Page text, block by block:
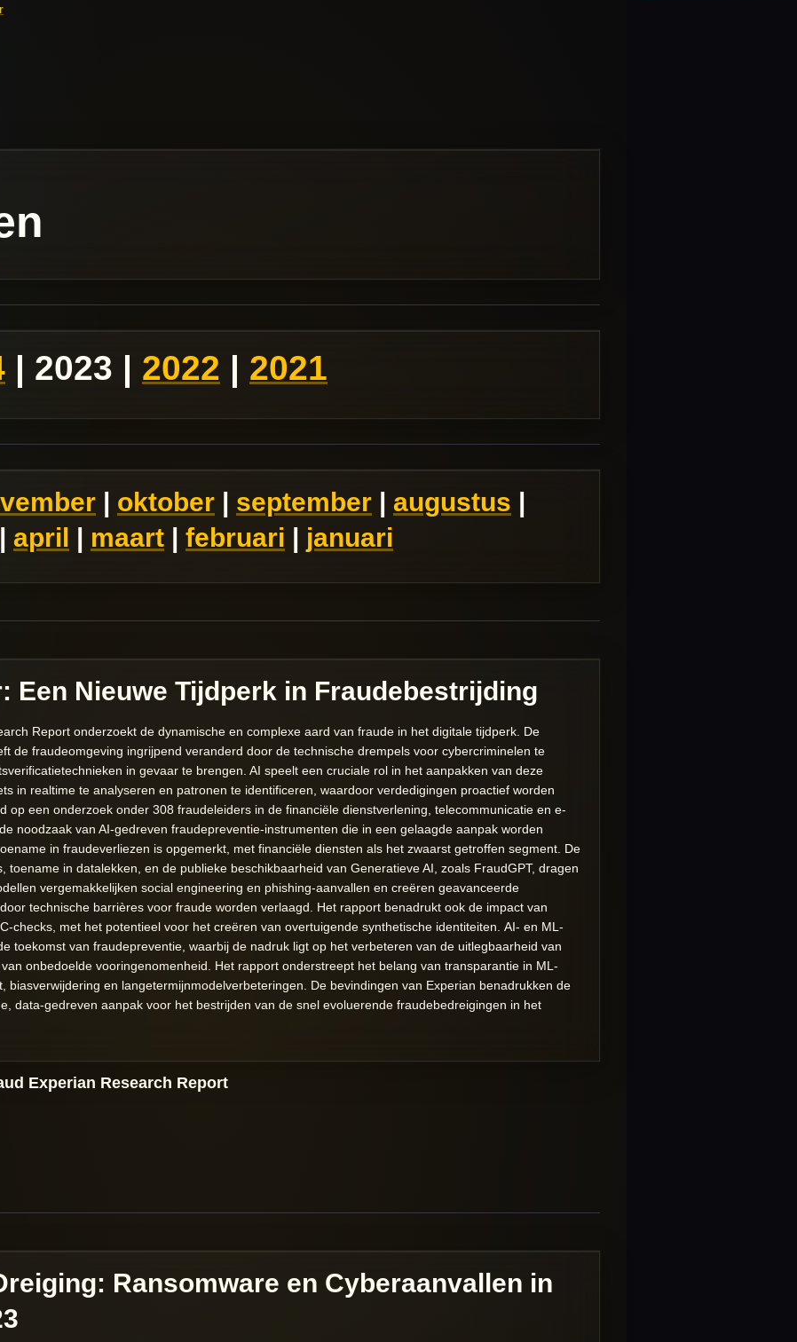
| 2023 | 2022 | 2021
| oktober | september | augustus |
| april | maart | februari | januari
Een Nieuwe Tijdperk in Fraudebestrijding
Report onderzoekt de dynamische en complexe aard van fraude in het digitale tijdperk. De
de fraudeomgeving ingrijpend veranderd door de technische drempels voor cybercriminelen te
in gevaar te brengen. AI speelt een cruciale rol in het aanpakken van deze
in realtime te analyseren en patronen te identificeren, waardoor verdedigingen proactief worden
op een onderzoek onder 308 fraudeleiders in de financiële dienstverlening, telecommunicatie en e-
noodzaak van AI-gedreven fraudepreventie-instrumenten die in een gelaagde aanpak worden
in fraudeverliezen is opgemerkt, met financiële diensten als het zwaarst getroffen segment. De
toename in datalekken, en de publieke beschikbaarheid van Generatieve AI, zoals FraudGPT, dragen
vergemakkelijken social engineering en phishing-aanvallen en creëren geavanceerde
technische barrières voor fraude worden verlaagd. Het rapport benadrukt ook de impact van
checks, met het potentieel voor het creëren van overtuigende synthetische identiteiten. AI- en ML-
toekomst van fraudepreventie, waarbij de nadruk ligt op het verbeteren van de uitlegbaarheid van
onbedoelde vooringenomenheid. Het rapport onderstreept het belang van transparantie in ML-
biasverwijdering en langetermijnmodelverbeteringen. De bevindingen van Experian benadrukken de
data-gedreven aanpak voor het bestrijden van de snel evoluerende fraudebedreigingen in het
Experian Research Report
Ransomware en Cyberaanvallen in